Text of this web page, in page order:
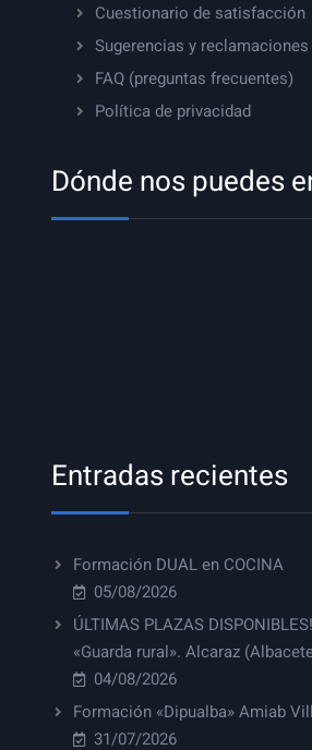
Cuestionario de satisfacción
Sugerencias y reclamaciones
FAQ (preguntas frecuentes)
Política de privacidad
Dónde nos puedes
Entradas recientes
Formación DUAL en COCINA
05/08/2026
ÚLTIMAS PLAZAS
«Guarda rural». Alcaraz
04/08/2026
Formación «Dipualba» Amiab
31/07/2026